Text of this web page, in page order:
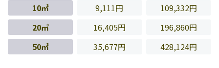
10㎥
9,111円
109,332円
20㎥
16,405円
196,860円
50㎥
35,677円 428,124円